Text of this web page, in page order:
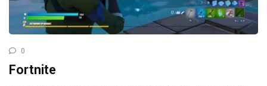
0
Fortnite